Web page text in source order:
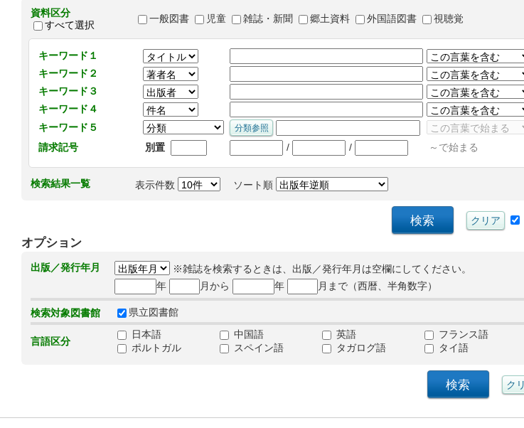
資料区分
すべて選択
一般図書 児童 雑誌・新聞 郷土資料 外国語図書 視聴覚
キーワード１
キーワード２
キーワード３
キーワード４
キーワード５
請求記号
別置 / / ～で始まる
検索結果一覧 表示件数 ソート順
オプション
出版／発行年月
※雑誌を検索するときは、出版／発行年月は空欄にしてください。
年
月から 年 月まで（西暦、半角数字）
検索対象図書館 県立図書館
言語区分
日本語 中国語 英語 フランス語
ポルトガル
スペイン語 タガログ語 タイ語